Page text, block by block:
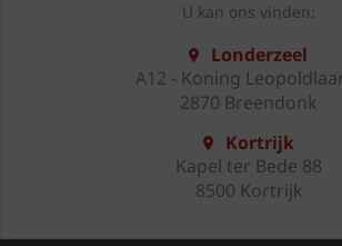
U kan ons vinden:
Londerzeel
A12 - Koning
2870 Breendonk
Kortrijk
Kapel ter Bede 88
8500 Kortrijk